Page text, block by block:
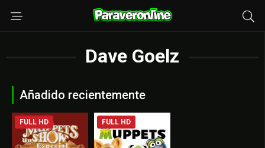
Dave Goelz
Añadido recientemente
FULL HD FULL HD